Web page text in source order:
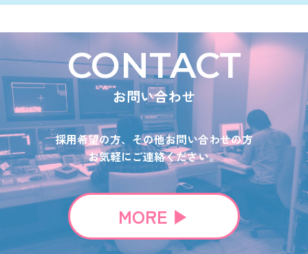
CONTACT
お問い合わせ
採用希望の方、その他お問い合わせの方
お気軽にご連絡ください。
MORE ▶